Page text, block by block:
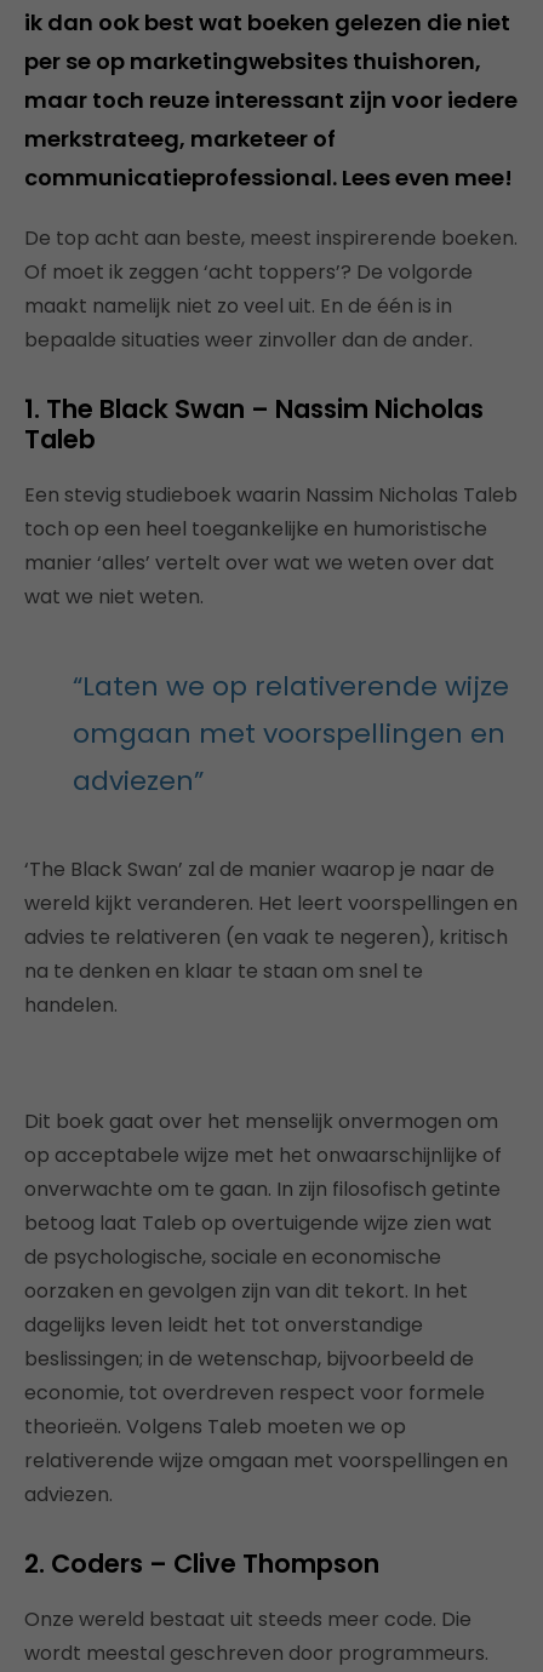
ik dan ook best wat boeken gelezen die niet
per se op marketingwebsites thuishoren,
maar toch reuze interessant zijn voor iedere
merkstrateeg, marketeer of
communicatieprofessional. Lees even mee!
De top acht aan beste, meest inspirerende boeken.
Of moet ik zeggen ‘acht toppers’? De volgorde
maakt namelijk niet zo veel uit. En de één is in
bepaalde situaties weer zinvoller dan de ander.
1. The Black Swan – Nassim Nicholas
Taleb
Een stevig studieboek waarin Nassim Nicholas Taleb
toch op een heel toegankelijke en humoristische
manier ‘alles’ vertelt over wat we weten over dat
wat we niet weten.
“Laten we op relativerende wijze
omgaan met voorspellingen en
adviezen”
‘The Black Swan’ zal de manier waarop je naar de
wereld kijkt veranderen. Het leert voorspellingen en
advies te relativeren (en vaak te negeren), kritisch
na te denken en klaar te staan om snel te
handelen.
Dit boek gaat over het menselijk onvermogen om
op acceptabele wijze met het onwaarschijnlijke of
onverwachte om te gaan. In zijn filosofisch getinte
betoog laat Taleb op overtuigende wijze zien wat
de psychologische, sociale en economische
oorzaken en gevolgen zijn van dit tekort. In het
dagelijks leven leidt het tot onverstandige
beslissingen; in de wetenschap, bijvoorbeeld de
economie, tot overdreven respect voor formele
theorieën. Volgens Taleb moeten we op
relativerende wijze omgaan met voorspellingen en
adviezen.
2. Coders – Clive Thompson
Onze wereld bestaat uit steeds meer code. Die
wordt meestal geschreven door programmeurs.